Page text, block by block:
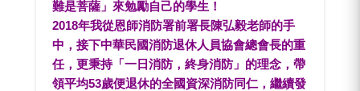
難是菩薩」來勉勵自己的學生！
2018年我從恩師消防署前署長陳弘毅老師的手
中，接下中華民國消防退休人員協會總會長的重
任，更秉持「一日消防，終身消防」的理念，帶
領平均53歲便退休的全國資深消防同仁，繼續發